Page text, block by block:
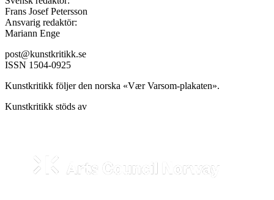
Frans Josef Petersson
Ansvarig redaktör:
Mariann Enge
post@kunstkritikk.se
ISSN 1504-0925
Kunstkritikk följer den norska «Vær Varsom-plakaten».
Kunstkritikk stöds av